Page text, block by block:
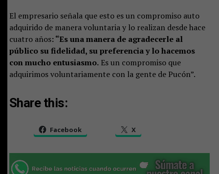
El empresario señala que esto es un compromiso auto
adquirido de manera voluntaria y lo realizan desde hace
cuatro años: “Es una manera de agradecerle al
público su fidelidad, su preferencia y lo hacemos
con mucho entusiasmo.Es un compromiso que
adquirimos voluntariamente con la gente de Pucón”.
Share this:
Facebook X